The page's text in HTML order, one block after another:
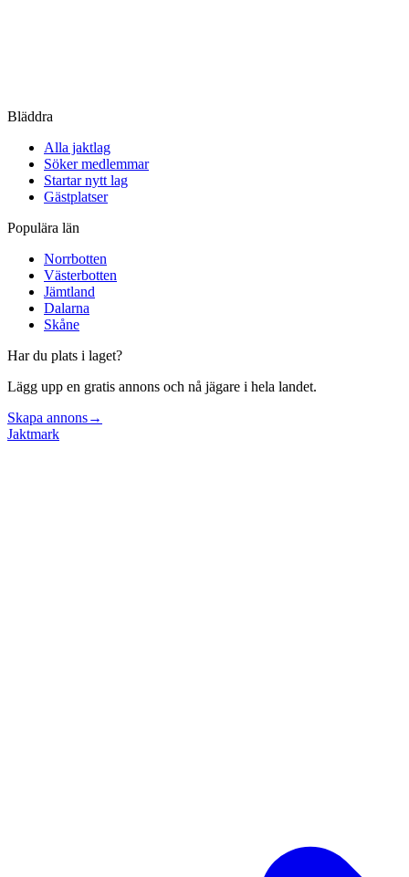
Bläddra
Alla jaktlag
Söker medlemmar
Startar nytt lag
Gästplatser
Populära län
Norrbotten
Västerbotten
Jämtland
Dalarna
Skåne
Har du plats i laget?
Lägg upp en gratis annons och nå jägare i hela landet.
Skapa annons→
Jaktmark